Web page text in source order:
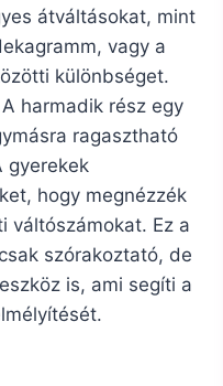
átváltásokat, mint
vagy a
különbséget.
A harmadik rész egy
ragasztható
gyerekek
hogy megnézzék
váltószámokat. Ez a
szórakoztató, de
is, ami segíti a